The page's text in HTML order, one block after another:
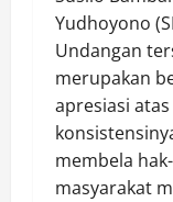
Yudhoyono
Undangan
merupakan
apresiasi atas
membela
masyarakat